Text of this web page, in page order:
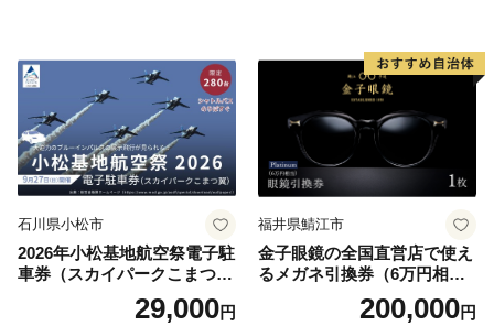
石川県小松市
2026年小松基地航空祭電子駐
車券（スカイパークこまつ
翼） 駐車場 シャトルバスの
りばすぐ 石川県 小松市
29,000円
福井県鯖江市
金子眼鏡の全国直営店で使え
るメガネ引換券（6万円相
当） Platinum200,000円